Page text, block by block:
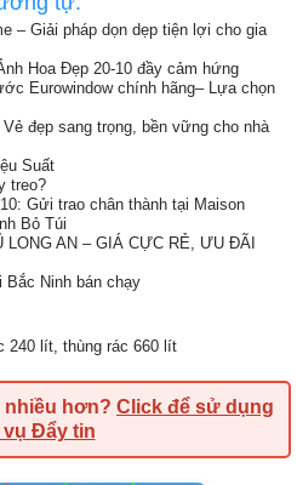
– Giải pháp dọn dẹp tiện lợi cho gia
Hoa Đẹp 20-10 đầy cảm hứng
Eurowindow chính hãng– Lựa chọn
đẹp sang trọng, bền vững cho nhà
Suất
treo?
Gửi trao chân thành tại Maison
Bỏ Túi
LONG AN – GIÁ CỰC RẺ, ƯU ĐÃI
Bắc Ninh bán chạy
240 lít thùng rác 660 lít
nhiều hơn? Click để sử dụng
vụ Đẩy tin